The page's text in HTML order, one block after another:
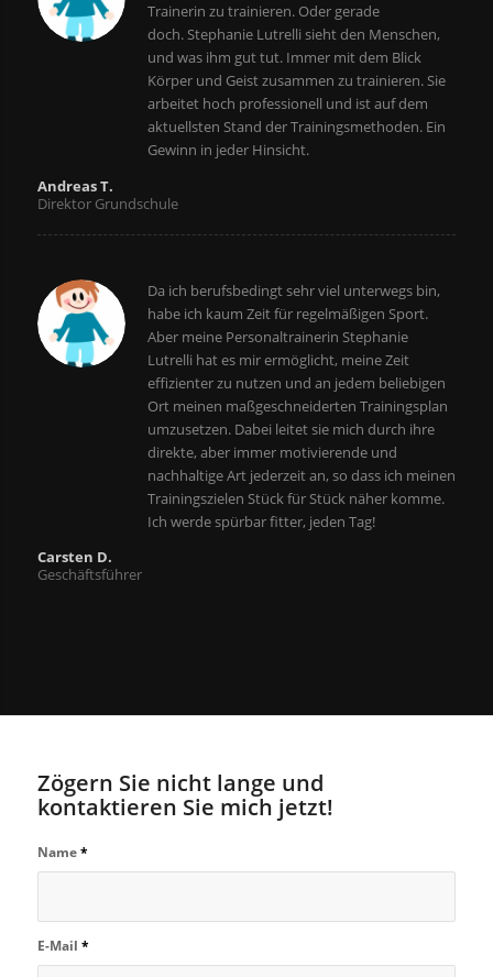
Trainerin zu trainieren. Oder gerade
doch. Stephanie Lutrelli sieht den Menschen,
und was ihm gut tut. Immer mit dem Blick
Körper und Geist zusammen zu trainieren. Sie
arbeitet hoch professionell und ist auf dem
aktuellsten Stand der Trainingsmethoden. Ein
Gewinn in jeder Hinsicht.
Andreas T.
Direktor Grundschule
Da ich berufsbedingt sehr viel unterwegs bin,
habe ich kaum Zeit für regelmäßigen Sport.
Aber meine Personaltrainerin Stephanie
Lutrelli hat es mir ermöglicht, meine Zeit
effizienter zu nutzen und an jedem beliebigen
Ort meinen maßgeschneiderten Trainingsplan
umzusetzen. Dabei leitet sie mich durch ihre
direkte, aber immer motivierende und
nachhaltige Art jederzeit an, so dass ich meinen
Trainingszielen Stück für Stück näher komme.
Ich werde spürbar fitter, jeden Tag!
Carsten D.
Geschäftsführer
Zögern Sie nicht lange und
kontaktieren Sie mich jetzt!
Name*
E-Mail *